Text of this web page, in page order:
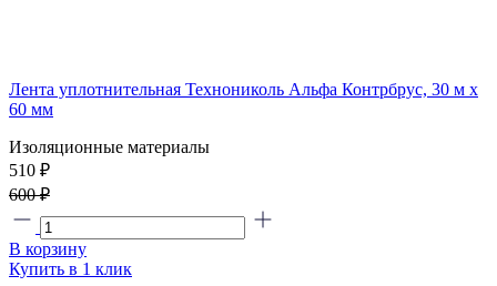
Лента уплотнительная Технониколь Альфа Контрбрус, 30 м х
60 мм
Изоляционные материалы
510 ₽
600 ₽
В корзину
Купить в 1 клик